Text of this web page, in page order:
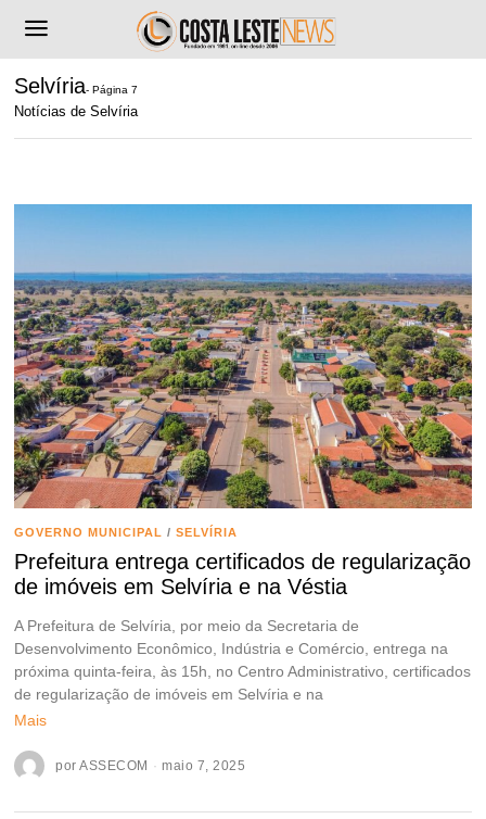
Selvíria- Página 7
Notícias de Selvíria
GOVERNO MUNICIPAL / SELVÍRIA
Prefeitura entrega certificados de regularização
de imóveis em Selvíria e na Véstia
A Prefeitura de Selvíria, por meio da Secretaria de
Desenvolvimento Econômico, Indústria e Comércio, entrega na
próxima quinta-feira, às 15h, no Centro Administrativo, certificados
de regularização de imóveis em Selvíria e na
Mais
porASSECOM maio 7, 2025